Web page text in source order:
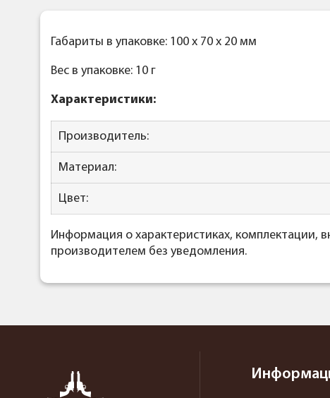
Габариты в упаковке: 100 x 70 x 20 мм
Вес в упаковке: 10 г
Характеристики:
Производитель:
Материал:
Цвет:
Информация о характеристиках, комплектации,
производителем без уведомления.